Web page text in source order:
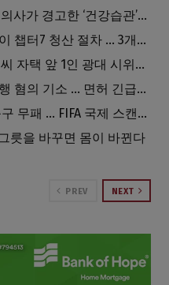
[건강] “과하면 몸 해친다” … 의사가 경고한 ‘건강습관’ 5가지
[단독] 김원석 회사 4곳 줄줄이 챕터7 청산 절차 … 3개 법인 같은 날 동시 파산 신청
[화제] “내 돈 갚아라” 김원석씨 자택 앞 1인 광대 시위 … 한인 투자사, “108만 달러 못받아”
한인 한의사, 환자 성추행·폭행 혐의 기소 … 면허 긴급정지
심판 성접대 7경기서 한국 축구 무패 … FIFA 국제 스캔들 번지나
릇을 바꾸면 몸이 바뀐다
PREV NEXT